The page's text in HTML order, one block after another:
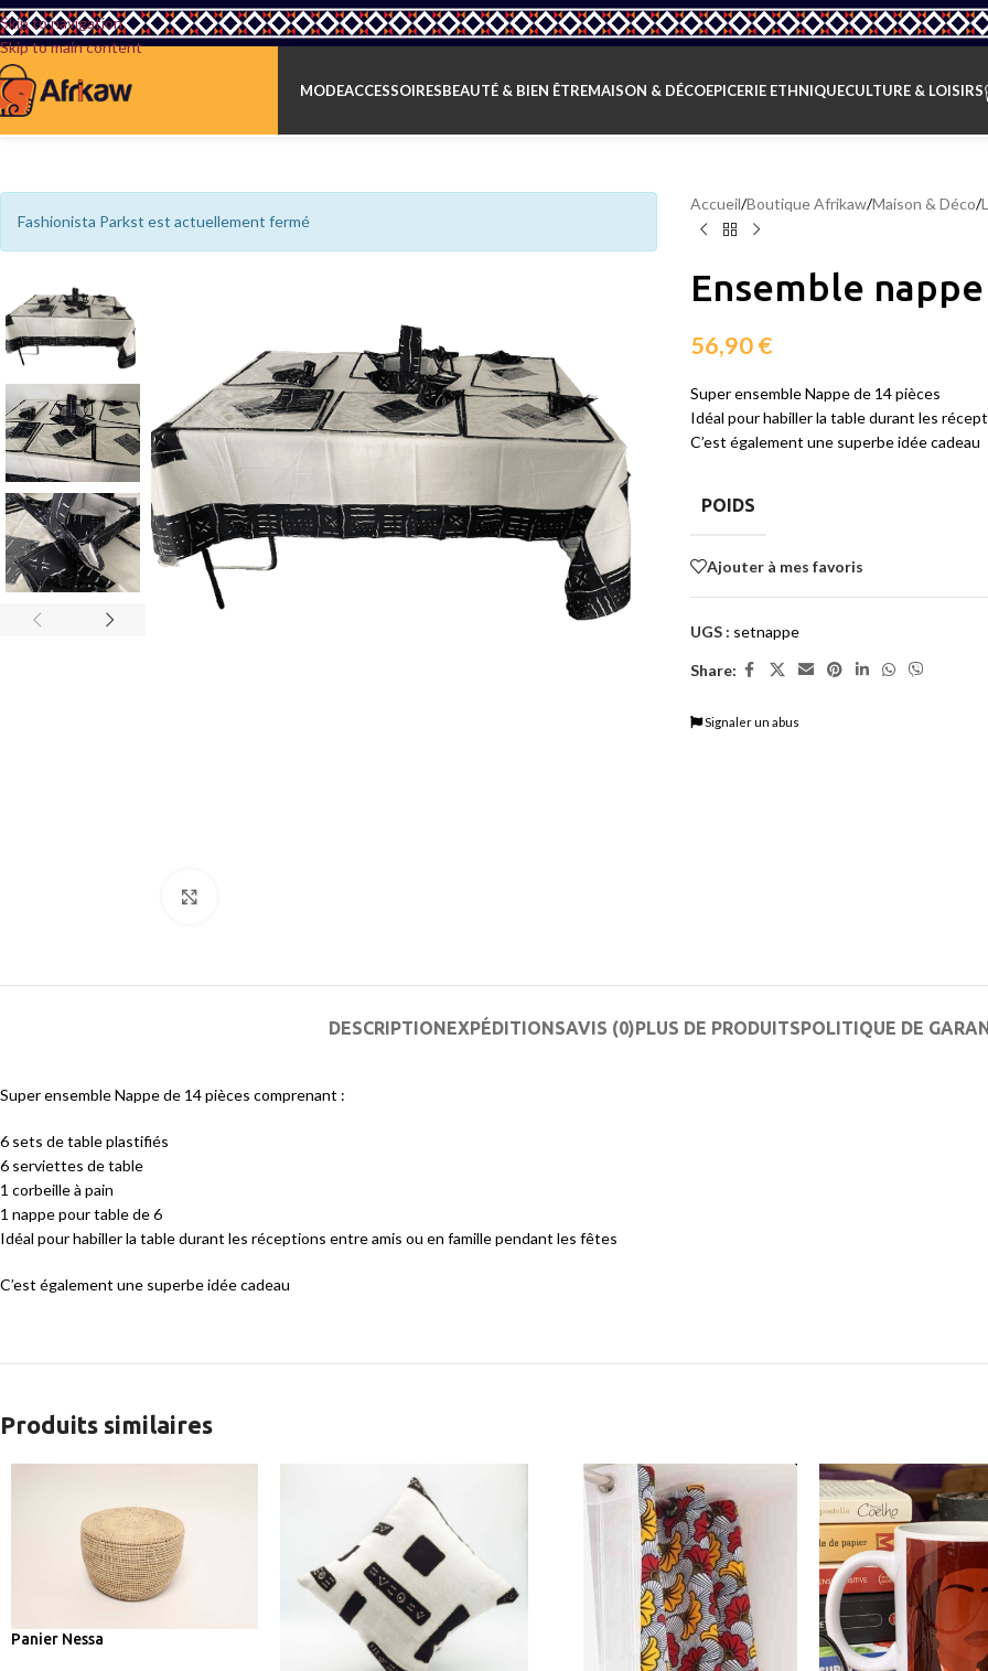
Skip to navigation
Skip to main content
MODEACCESSOIRESBEAUTÉ & BIEN ÊTREMAISON & DÉCOEPICERIE ETHNIQUECULTURE & LOISIRS
Fashionista Parkst est actuellement fermé
Accueil/Boutique Afrikaw/Maison & Déco/
Ensemble
56,90€
Super ensemble Nappe de 14 pièces
Idéal pour habiller la table durant les
C’est également une superbe idée cadeau
POIDS
Ajouter à mes favoris
UGS : setnappe
Share:
Signaler un abus
DESCRIPTIONEXPÉDITIONSAVIS (0)PLUS DE PRODUITSPOLITIQUE DE
Super ensemble Nappe de 14 pièces comprenant :
6 sets de table plastifiés
6 serviettes de table
1 corbeille à pain
1 nappe pour table de 6
Idéal pour habiller la table durant les réceptions entre amis ou en famille pendant les fêtes
C’est également une superbe idée cadeau
Produits similaires
Panier Nessa